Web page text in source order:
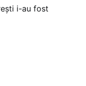
i-au fost